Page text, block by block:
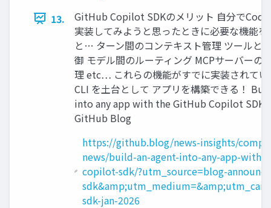
13.
GitHub Copilot SDKのメリット 自分で
実装してみようと思ったときに必要な機能
と… ターン間のコンテキスト管理 ツールと
御 モデル間のルーティング MCPサーバーの
理 etc… これらの機能がすでに実装されて
CLI を土台として アプリを構築できる！
into any app with the GitHub Copilot SDK
GitHub Blog
https://github.blog/news-insights/
news/build-an-agent-into-any-app-with-
copilot-sdk/?utm_source=blog-
sdk-jan-2026